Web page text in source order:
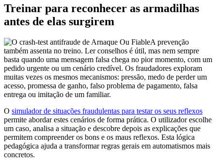
Treinar para reconhecer as armadilhas
antes de elas surgirem
A prevenção
também assenta no treino. Ler conselhos é útil, mas nem sempre
basta quando uma mensagem falsa chega no pior momento, com um
pedido urgente ou um cenário credível. Os fraudadores exploram
muitas vezes os mesmos mecanismos: pressão, medo de perder um
acesso, promessa de ganho, falso problema de pagamento, falsa
entrega ou imitação de um familiar.
O simulador de situações fraudulentas para testar os seus reflexos
permite abordar estes cenários de forma prática. O utilizador escolhe
um caso, analisa a situação e descobre depois as explicações que
permitem compreender os bons e os maus reflexos. Esta lógica
pedagógica ajuda a transformar regras gerais em automatismos mais
concretos.